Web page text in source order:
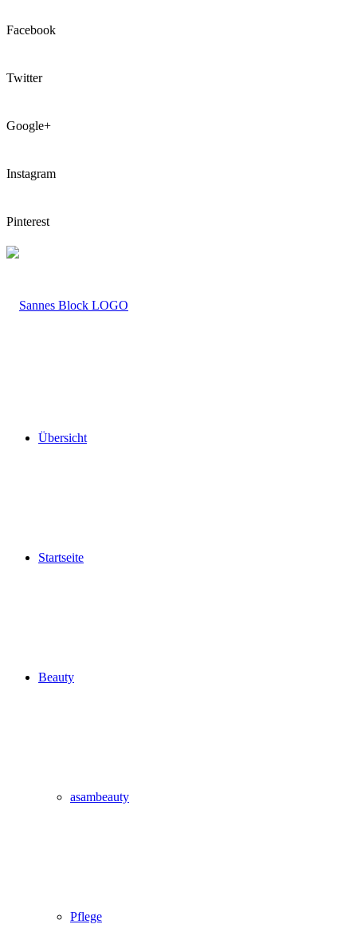
Facebook
Twitter
Google+
Instagram
Pinterest
LOGO
Übersicht
Startseite
Beauty
asambeauty
Pflege